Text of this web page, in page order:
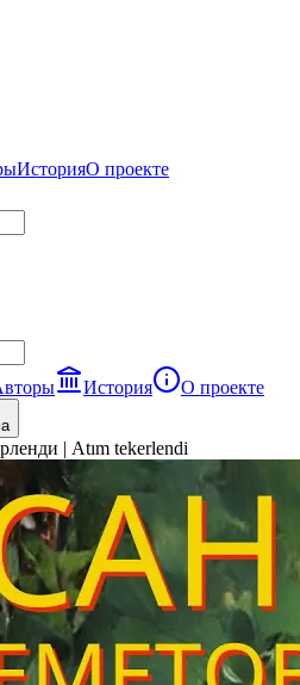
ИсторияО проекте
История
О проекте
| Atım tekerlendi